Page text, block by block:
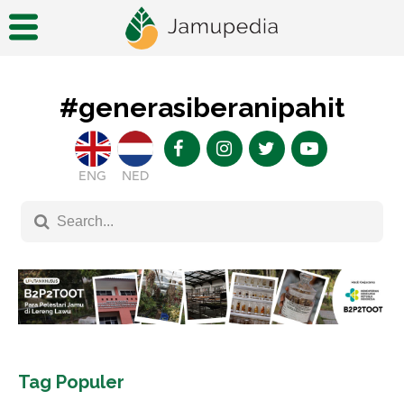
#generasiberanipahit
ENG NED
Tag Populer